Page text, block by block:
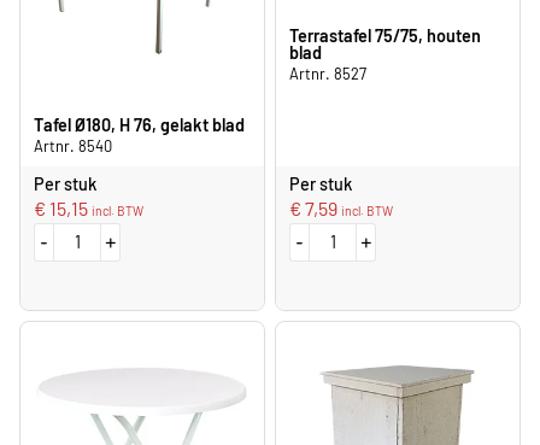
Tafel Ø180, H 76, gelakt blad
Artnr. 8540
Per stuk
€ 15,15 incl. BTW
- +
Terrastafel 75/75, houten
blad
Artnr. 8527
Per stuk
€ 7,59 incl. BTW
- +